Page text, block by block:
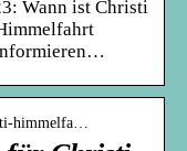
Wann ist Christi
himmelfa…